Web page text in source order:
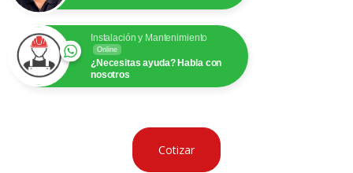
Instalación y Mantenimiento
Online
¿Necesitas ayuda? Habla con
nosotros
Cotizar